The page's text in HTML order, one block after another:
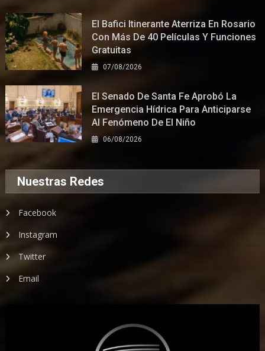
El Bafici Itinerante Aterriza En Rosario
Con Más De 40 Películas Y Funciones
Gratuitas
07/08/2026
El Senado De Santa Fe Aprobó La
Emergencia Hídrica Para Anticiparse
Al Fenómeno De El Niño
06/08/2026
Nuestras Redes
Facebook
Instagram
Twitter
Email